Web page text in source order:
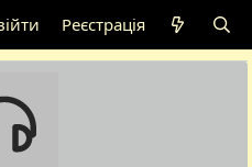
Реєстрація